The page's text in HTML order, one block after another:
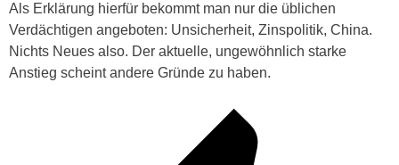
Als Erklärung hierfür bekommt man nur die üblichen
Verdächtigen angeboten: Unsicherheit, Zinspolitik, China.
Nichts Neues also. Der aktuelle, ungewöhnlich starke
Anstieg scheint andere Gründe zu haben.